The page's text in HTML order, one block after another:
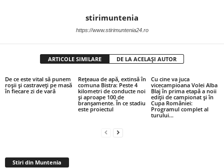
stirimuntenia
https://www.stirimuntenia24.ro
ARTICOLE SIMILARE DE LA ACELAȘI AUTOR
De ce este vital să punem
roșii și castraveți pe masă
în fiecare zi de vară
Rețeaua de apă, extinsă în
comuna Bistra: Peste 4
kilometri de conducte noi
și aproape 100 de
branșamente. În ce stadiu
este proiectul
Cu cine va juca
vicecampioana Volei Alba
Blaj în prima etapă a noii
ediții de campionat și în
Cupa României:
Programul complet al
turului...
Stiri din Muntenia